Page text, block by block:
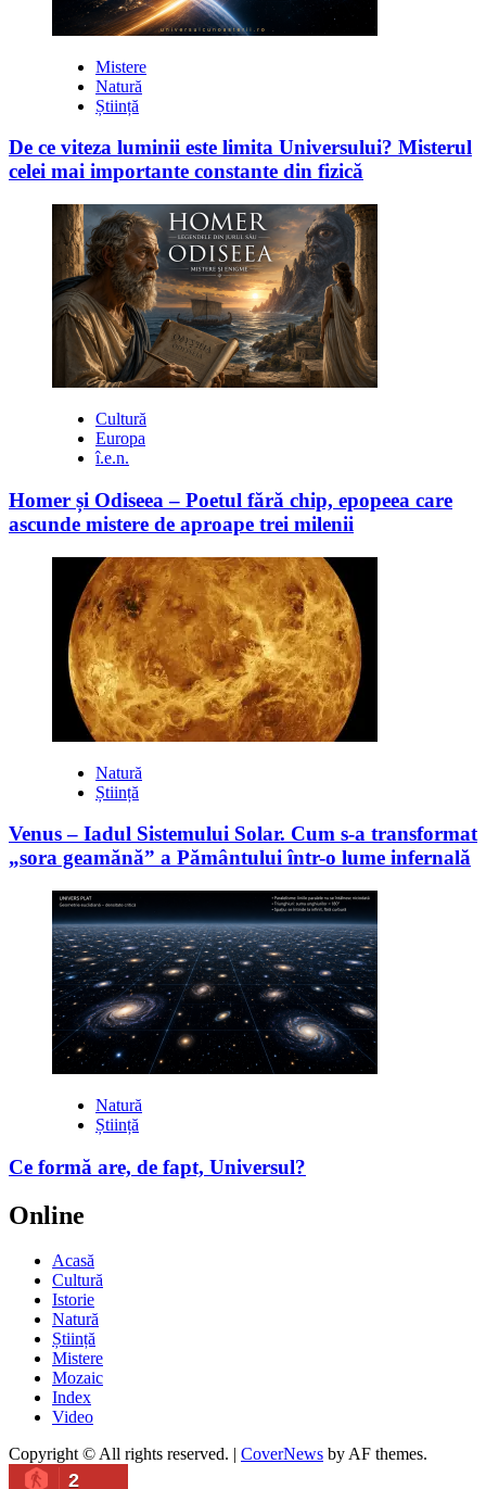
Mistere
Natură
Știință
De ce viteza luminii este limita Universului? Misterul
celei mai importante constante din fizică
Cultură
Europa
î.e.n.
Homer și Odiseea – Poetul fără chip, epopeea care
ascunde mistere de aproape trei milenii
Natură
Știință
Venus – Iadul Sistemului Solar. Cum s-a transformat
„sora geamănă” a Pământului într-o lume infernală
Natură
Știință
Ce formă are, de fapt, Universul?
Online
Acasă
Cultură
Istorie
Natură
Știință
Mistere
Mozaic
Index
Video
Copyright © All rights reserved.
CoverNews by AF themes.
2